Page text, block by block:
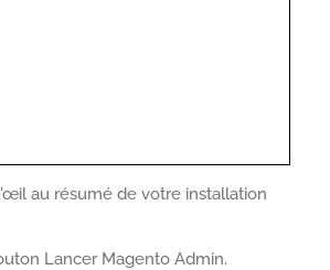
au résumé de votre installation
Lancer Magento Admin.